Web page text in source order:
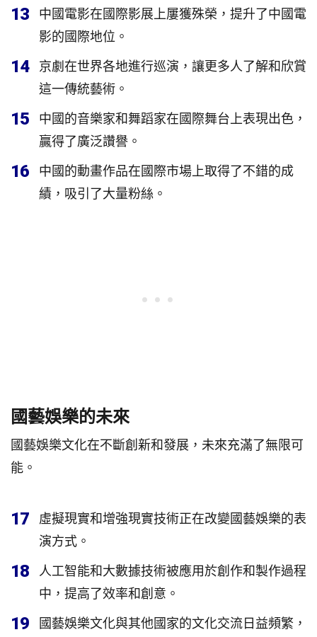
13
中國電影在國際影展上屢獲殊榮，提升了中國電
影的國際地位。
14
京劇在世界各地進行巡演，讓更多人了解和欣賞
這一傳統藝術。
15
中國的音樂家和舞蹈家在國際舞台上表現出色，
贏得了廣泛讚譽。
16
中國的動畫作品在國際市場上取得了不錯的成
績，吸引了大量粉絲。
國藝娛樂的未來
國藝娛樂文化在不斷創新和發展，未來充滿了無限可
能。
17
虛擬現實和增強現實技術正在改變國藝娛樂的表
演方式。
18
人工智能和大數據技術被應用於創作和製作過程
中，提高了效率和創意。
19
國藝娛樂文化與其他國家的文化交流日益頻繁，